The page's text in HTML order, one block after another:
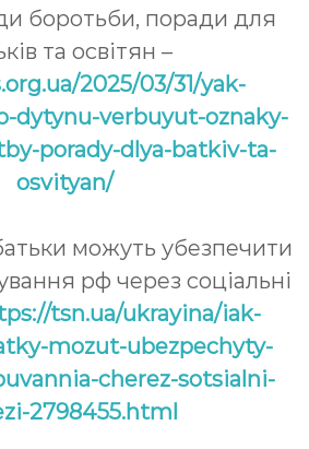
боротьби, поради для
та освітян –
2025/03/31/yak-
dytynu-verbuyut-oznaky-
porady-dlya-batkiv-ta-
osvityan/
можуть убезпечити
рф через соціальні
tsn.ua/ukrayina/iak-
mozut-ubezpechyty-
cherez-sotsialni-
2798455.html